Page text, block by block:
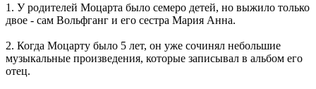
1. У родителей Моцарта было семеро детей, но выжило только
двое - сам Вольфганг и его сестра Мария Анна.
2. Когда Моцарту было 5 лет, он уже сочинял небольшие
музыкальные произведения, которые записывал в альбом его
отец.